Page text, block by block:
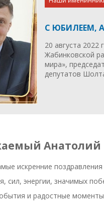
С ЮБИЛЕЕМ,
20 августа 2022
Жабинковской
мира»,
депутатов
Анатолий
искренние
сил, энергии, значимых
и радостные